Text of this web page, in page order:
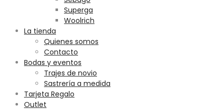
Superga
Woolrich
La tienda
Quienes somos
Contacto
Bodas y eventos
Trajes de novio
Sastrería a medida
Tarjeta Regalo
Outlet